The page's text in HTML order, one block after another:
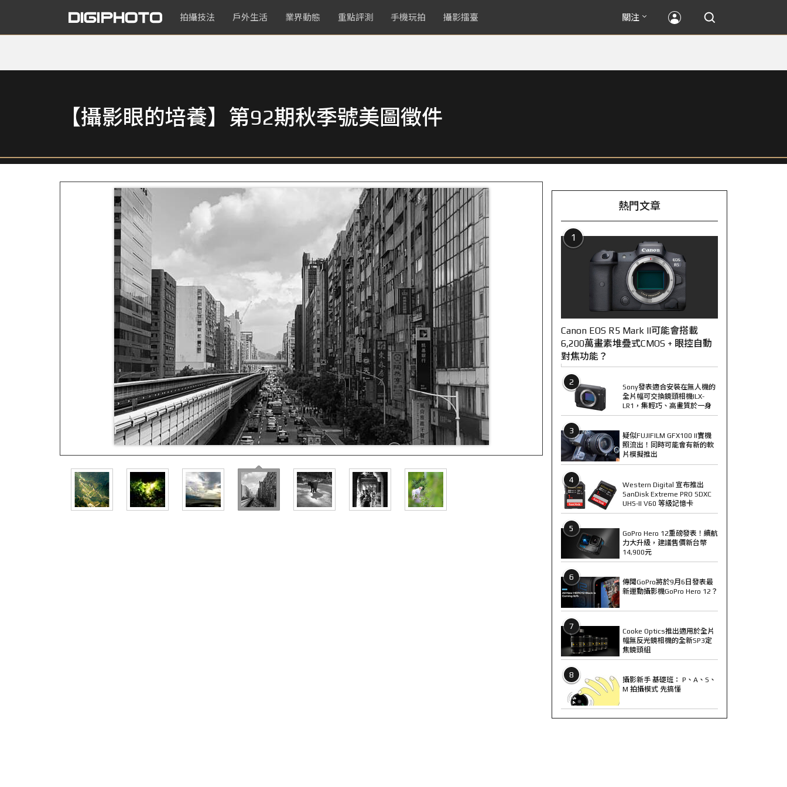
拍攝技法 戶外生活 業界動態 重點評測 手機玩拍 攝影擂臺 關注
【攝影眼的培養】第92期秋季號美圖徵件
熱門文章
1
Canon EOS R5 Mark II可能會搭載
6,200萬畫素堆疊式CMOS + 眼控自動
對焦功能？
2
Sony發表適合安裝在無人機的
全片幅可交換鏡頭相機ILX-
LR1，集輕巧、高畫質於一身
3
疑似FUJIFILM GFX100 II實機
照流出！同時可能會有新的軟
片模擬推出
4
Western Digital 宣布推出
SanDisk Extreme PRO SDXC
UHS-II V60 等級記憶卡
5
GoPro Hero 12重磅發表！續航
力大升級，建議售價新台幣
14,900元
6
傳聞GoPro將於9月6日發表最
新運動攝影機GoPro Hero 12？
7
Cooke Optics推出適用於全片
幅無反光鏡相機的全新SP3定
焦鏡頭組
8
攝影新手 基礎班： P、A、S、
M 拍攝模式 先搞懂